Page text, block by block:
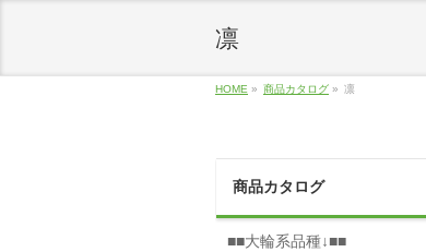
凛
HOME » 商品カタログ » 凛
商品カタログ
■■大輪系品種↓■■